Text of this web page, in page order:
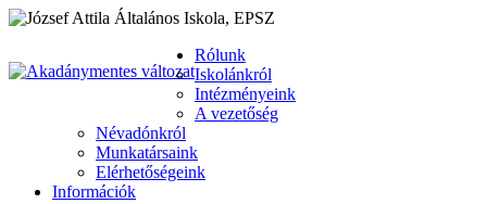
Rólunk
Iskolánkról
Intézményeink
A vezetőség
Névadónkról
Munkatársaink
Elérhetőségeink
Információk